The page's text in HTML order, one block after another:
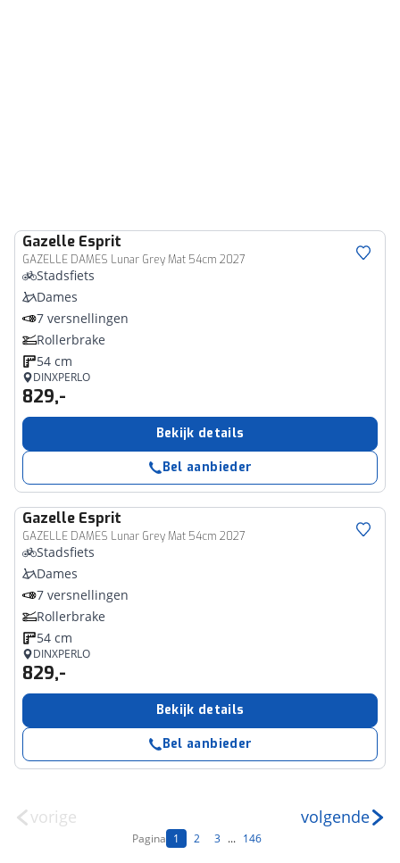
Gazelle Esprit
GAZELLE DAMES Lunar Grey Mat 54cm 2027
Stadsfiets
Dames
7 versnellingen
Rollerbrake
54 cm
DINXPERLO
829,-
Bekijk details
Bel aanbieder
Gazelle Esprit
GAZELLE DAMES Lunar Grey Mat 54cm 2027
Stadsfiets
Dames
7 versnellingen
Rollerbrake
54 cm
DINXPERLO
829,-
Bekijk details
Bel aanbieder
vorige
Pagina 1 2 3 ... 146
volgende